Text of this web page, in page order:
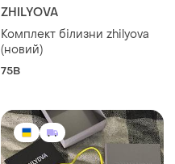
ZHILYOVA
Комплект білизни zhilyova
(новий)
75B